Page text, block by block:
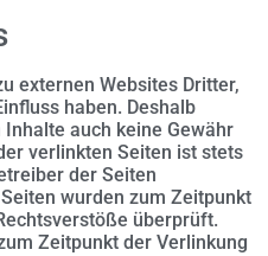
externen Websites Dritter,
haben. Deshalb
auch keine Gewähr
verlinkten Seiten ist stets
der Seiten
wurden zum Zeitpunkt
überprüft.
Zeitpunkt der Verlinkung